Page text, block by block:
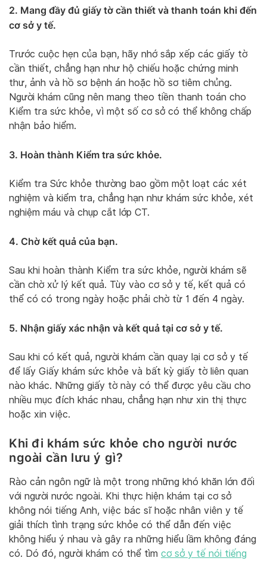
2. Mang đầy đủ giấy tờ cần thiết và thanh toán khi đến
cơ sở y tế.
Trước cuộc hẹn của bạn, hãy nhớ sắp xếp các giấy tờ
cần thiết, chẳng hạn như hộ chiếu hoặc chứng minh
thư, ảnh và hồ sơ bệnh án hoặc hồ sơ tiêm chủng.
Người khám cũng nên mang theo tiền thanh toán cho
Kiểm tra sức khỏe, vì một số cơ sở có thể không chấp
nhận bảo hiểm.
3. Hoàn thành Kiểm tra sức khỏe.
Kiểm tra Sức khỏe thường bao gồm một loạt các xét
nghiệm và kiểm tra, chẳng hạn như khám sức khỏe, xét
nghiệm máu và chụp cắt lớp CT.
4. Chờ kết quả của bạn.
Sau khi hoàn thành Kiểm tra sức khỏe, người khám sẽ
cần chờ xử lý kết quả. Tùy vào cơ sở y tế, kết quả có
thể có có trong ngày hoặc phải chờ từ 1 đến 4 ngày.
5. Nhận giấy xác nhận và kết quả tại cơ sở y tế.
Sau khi có kết quả, người khám cần quay lại cơ sở y tế
để lấy Giấy khám sức khỏe và bất kỳ giấy tờ liên quan
nào khác. Những giấy tờ này có thể được yêu cầu cho
nhiều mục đích khác nhau, chẳng hạn như xin thị thực
hoặc xin việc.
Khi đi khám sức khỏe cho người nước
ngoài cần lưu ý gì?
Rào cản ngôn ngữ là một trong những khó khăn lớn đối
với người nước ngoài. Khi thực hiện khám tại cơ sở
không nói tiếng Anh, việc bác sĩ hoặc nhân viên y tế
giải thích tình trạng sức khỏe có thể dẫn đến việc
không hiểu ý nhau và gây ra những hiểu lầm không đáng
có. Dó đó, người khám có thể tìm cơ sở y tế nói tiếng